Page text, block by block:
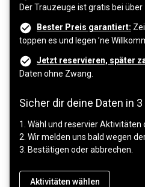
Der Trauzeuge ist gratis bei über
Bester Preis garantiert:
toppen es und legen ’ne
Jetzt reservieren, später
Daten ohne Zwang.
Sicher dir deine Daten in
1. Wähl und reservier Aktivitäten
2. Wir melden uns bald wegen
3. Bestätigen oder abbrechen.
Aktivitäten wählen